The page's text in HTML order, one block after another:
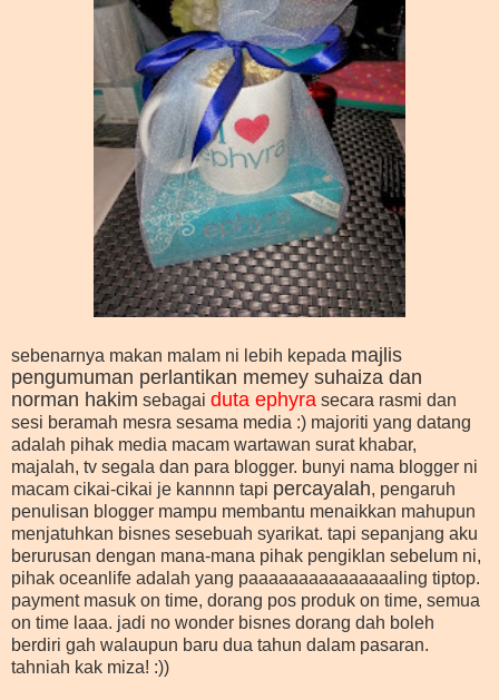
sebenarnya makan malam ni lebih kepada majlis
pengumuman perlantikan memey suhaiza dan
norman hakim sebagai duta ephyra secara rasmi dan
sesi beramah mesra sesama media :) majoriti yang datang
adalah pihak media macam wartawan surat khabar,
majalah, tv segala dan para blogger. bunyi nama blogger ni
macam cikai-cikai je kannnn tapi percayalah, pengaruh
penulisan blogger mampu membantu menaikkan mahupun
menjatuhkan bisnes sesebuah syarikat. tapi sepanjang aku
berurusan dengan mana-mana pihak pengiklan sebelum ni,
pihak oceanlife adalah yang paaaaaaaaaaaaaaaling tiptop.
payment masuk on time, dorang pos produk on time, semua
on time laaa. jadi no wonder bisnes dorang dah boleh
berdiri gah walaupun baru dua tahun dalam pasaran.
tahniah kak miza! :))